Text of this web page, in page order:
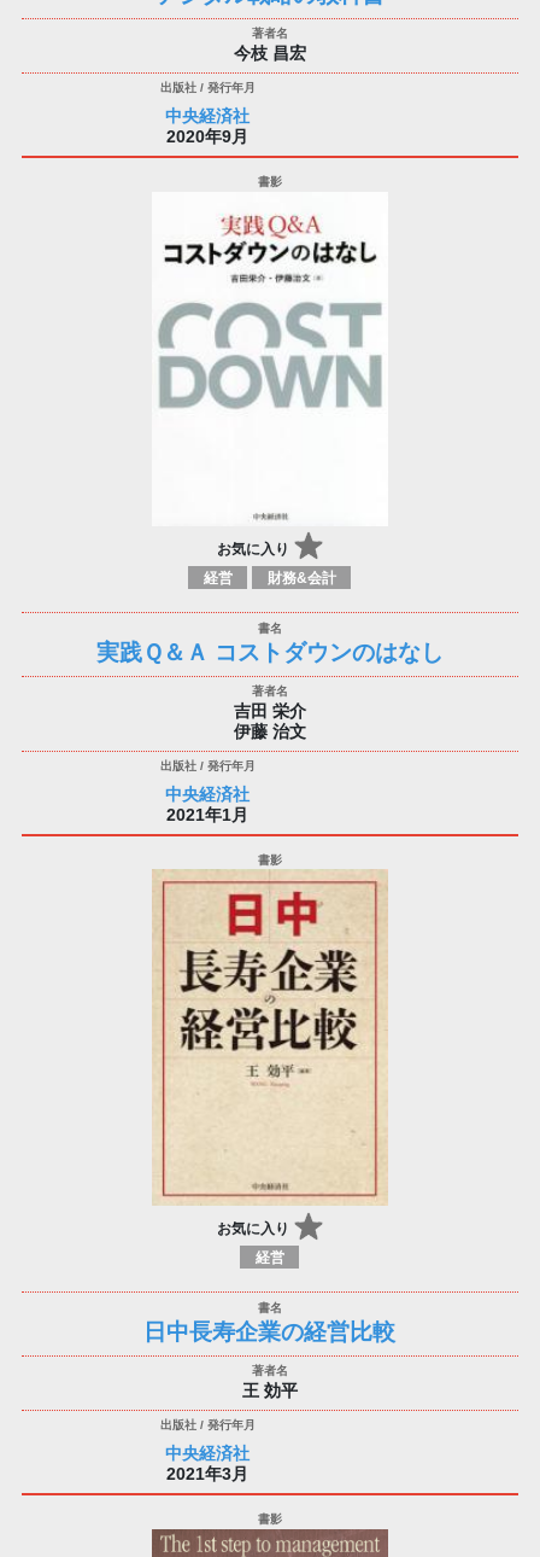
今枝 昌宏
中央経済社
2020年9月
お気に入り
経営 財務&会計
実践Ｑ＆Ａ コストダウンのはなし
吉田 栄介
伊藤 治文
中央経済社
2021年1月
お気に入り
経営
日中長寿企業の経営比較
王 効平
中央経済社
2021年3月